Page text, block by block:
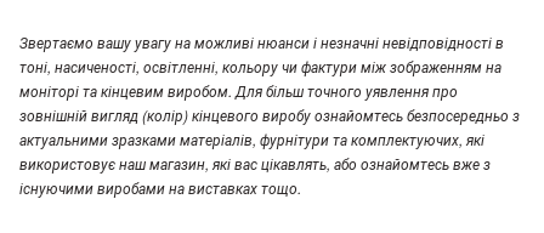
Звертаємо вашу увагуна можливі нюанси і незначні невідповідності в
тоні, насиченості, освітленні, кольору чи фактури між зображенням на
моніторі та кінцевим виробом. Для більш точного уявлення про
зовнішній вигляд (колір) кінцевого виробу ознайомтесь безпосередньо з
актуальними зразками матеріалів, фурнітури та комплектуючих, які
використовує наш магазин, які вас цікавлять, або ознайомтесь вже з
існуючими виробами на виставках тощо.